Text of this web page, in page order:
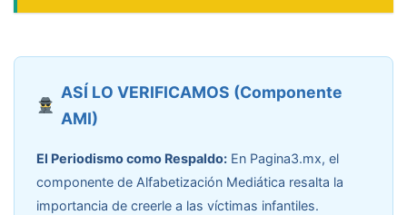
ASÍ LO VERIFICAMOS (Componente
AMI)
El Periodismo como Respaldo: En Pagina3.mx, el
componente de Alfabetización Mediática resalta la
importancia de creerle a las víctimas infantiles.